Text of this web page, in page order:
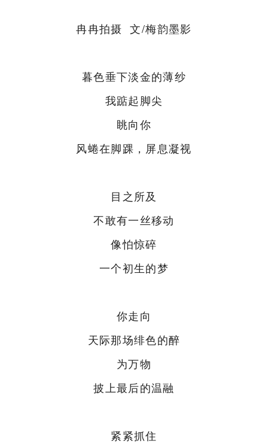
冉冉拍摄 文/梅韵墨影
暮色垂下淡金的薄纱
我踮起脚尖
眺向你
风蜷在脚踝，屏息凝视
目之所及
不敢有一丝移动
像怕惊碎
一个初生的梦
你走向
天际那场绯色的醉
为万物
披上最后的温融
紧紧抓住